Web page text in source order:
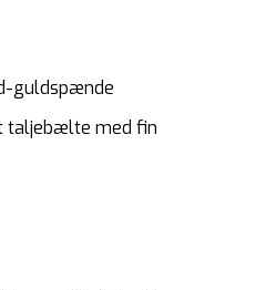
taljebælte med fin